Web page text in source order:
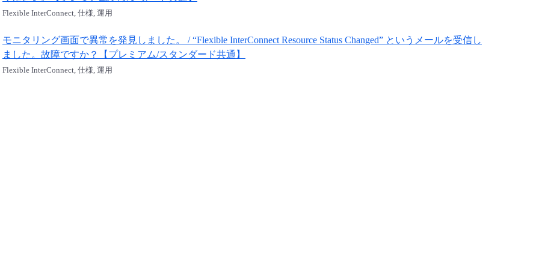
Flexible InterConnect, 仕様, 運用
モニタリング画面で異常を発見しました。 / “Flexible InterConnect Resource Status Changed” というメールを受信し
ました。故障ですか？【プレミアム/スタンダード共通】
Flexible InterConnect, 仕様, 運用